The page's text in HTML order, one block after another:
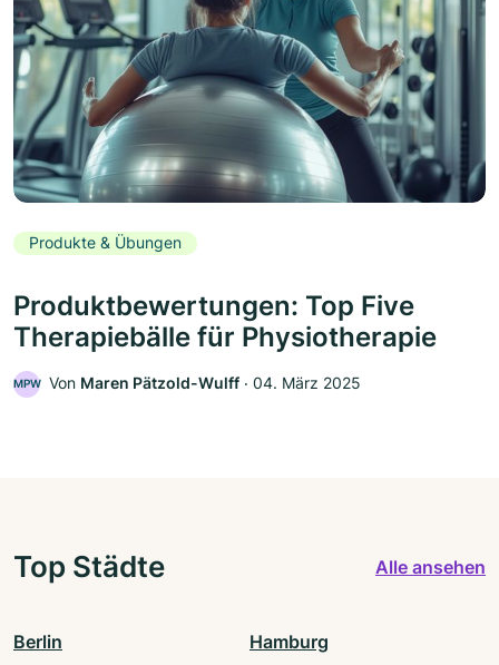
Produkte & Übungen
Produktbewertungen: Top Five
Therapiebälle für Physiotherapie
MPW Von Maren Pätzold-Wulff ‧ 04. März 2025
Top Städte Alle ansehen
Berlin Hamburg